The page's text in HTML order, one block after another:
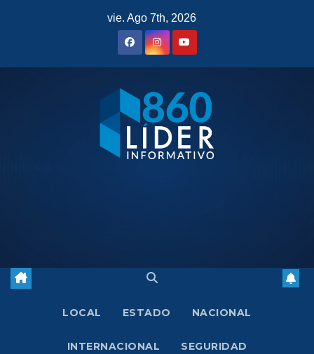
vie. Ago 7th, 2026
LOCAL ESTADO NACIONAL
INTERNACIONAL SEGURIDAD